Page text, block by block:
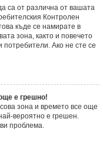
са от различна от вашата
Контролен
къде се намирате в
зона, както и повечето
Ако не сте се
е грешно!
зона и времето все още
вероятно е грешен.
проблема.